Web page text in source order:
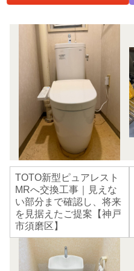
TOTO新型ピュアレスト
MRへ交換工事｜見えな
い部分まで確認し、将来
を見据えたご提案【神戸
市須磨区】